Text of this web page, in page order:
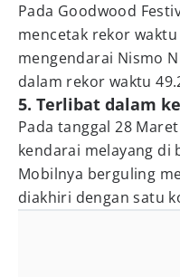
Pada Goodwood
mencetak rekor
mengendarai Nismo
dalam rekor waktu
5. Terlibat dalam
Pada tanggal 28
kendarai melayang di
Mobilnya berguling
diakhiri dengan satu